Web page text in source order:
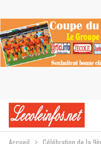
Accueil Célébration de la